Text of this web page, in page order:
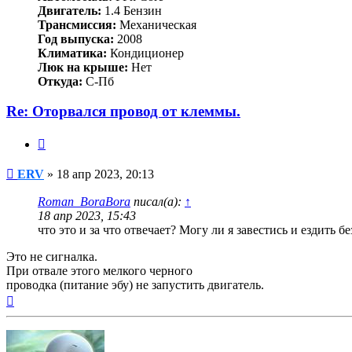
Двигатель: 1.4 Бензин
Трансмиссия: Механическая
Год выпуска: 2008
Климатика: Кондиционер
Люк на крыше: Нет
Откуда: С-Пб
Re: Оторвался провод от клеммы.
Сообщение
ERV » 18 апр 2023, 20:13
Roman_BoraBora писал(а): ↑
18 апр 2023, 15:43
что это и за что отвечает? Могу ли я завестись и ездить
Это не сигналка.
При отвале этого мелкого черного
проводка (питание эбу) не запустить двигатель.